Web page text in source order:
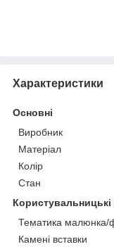
Характеристики
Основні
Виробник
Матеріал
Колір
Стан
Користувальницькі
Тематика малюнка/
Камені вставки